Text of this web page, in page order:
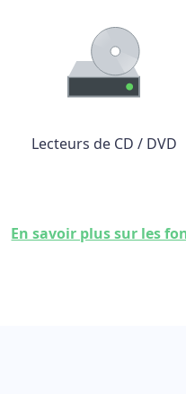
Lecteurs de CD / DVD
En savoir plus sur les